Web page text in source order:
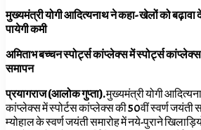
मुख्यमंत्री योगी आदित्यनाथ ने कहा- खेलों को बढ़ावा
पायेगी कमी
अमिताभ बच्चन स्पोर्ट्स कांप्लेक्स में स्पोर्ट्स
समापन
प्रयागराज (आलोक गुप्ता).मुख्यमंत्री योगी
कांप्लेक्स में स्पोर्टस कांप्लेक्स की50वीं स्वर्ण जयंती
म्योहाल के स्वर्ण जयंती समारोह में नये-पुराने